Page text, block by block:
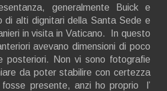
generalmente Buick e
di alti dignitari della Santa Sede e
in visita in Vaticano. In questo
avevano dimensioni di poco
posteriori. Non vi sono fotografie
da poter stabilire con certezza
presente, anzi ho proprio l’